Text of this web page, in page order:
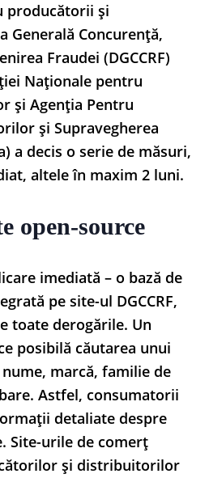
producătorii și
Concurență,
Fraudei (DGCCRF)
Naționale pentru
și Agenția Pentru
și Supravegherea
a decis o serie de măsuri,
altele în maxim 2 luni.
open-source
imediată – o bază de
pe site-ul DGCCRF,
toate derogările. Un
posibilă căutarea unui
marcă, familie de
Astfel, consumatorii
detaliate despre
Site-urile de comerț
și distribuitorilor